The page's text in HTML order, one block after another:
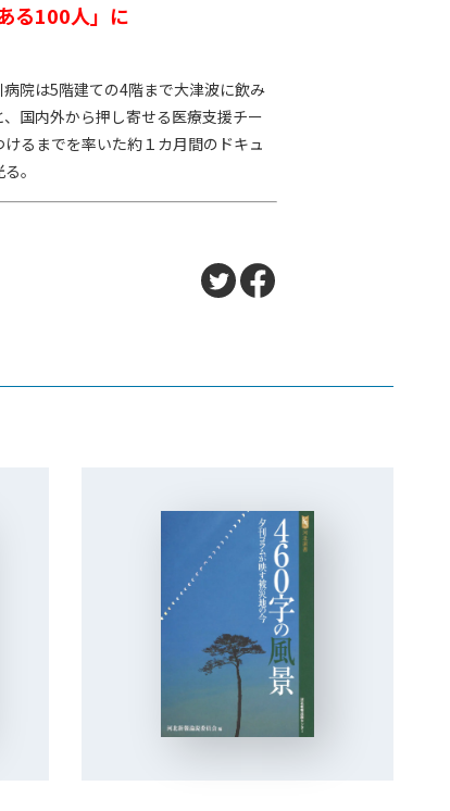
る100人」に
院は5階建ての4階まで大津波に飲み
国内外から押し寄せる医療支援チー
るまでを率いた約１カ月間のドキュ
。